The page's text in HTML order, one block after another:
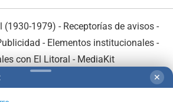
(1930-1979) - Receptorías de avisos -
- Elementos institucionales-
con El Litoral - MediaKit
✕